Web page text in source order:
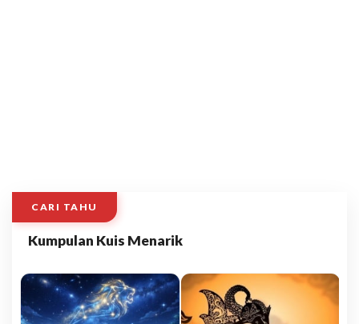
CARI TAHU
Kumpulan Kuis Menarik